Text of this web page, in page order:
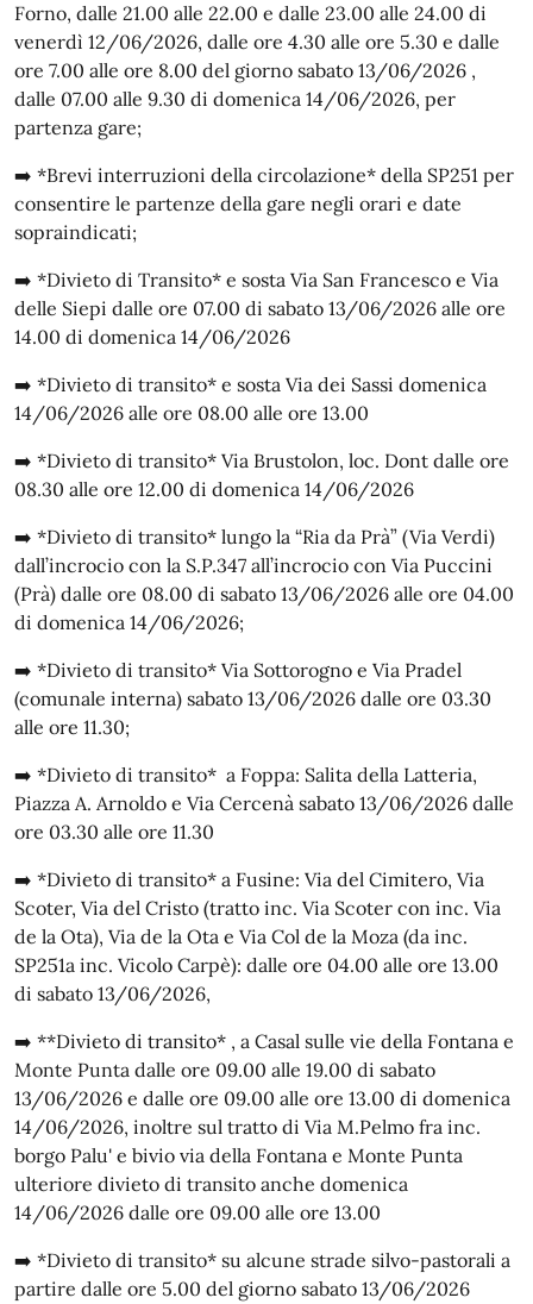
Forno, dalle 21.00 alle 22.00 e dalle 23.00 alle 24.00 di
venerdì 12/06/2026, dalle ore 4.30 alle ore 5.30 e dalle
ore 7.00 alle ore 8.00 del giorno sabato 13/06/2026 ,
dalle 07.00 alle 9.30 di domenica 14/06/2026, per
partenza gare;
➡️ *Brevi interruzioni della circolazione* della SP251 per
consentire le partenze della gare negli orari e date
sopraindicati;
➡️ *Divieto di Transito* e sosta Via San Francesco e Via
delle Siepi dalle ore 07.00 di sabato 13/06/2026 alle ore
14.00 di domenica 14/06/2026
➡️ *Divieto di transito* e sosta Via dei Sassi domenica
14/06/2026 alle ore 08.00 alle ore 13.00
➡️ *Divieto di transito* Via Brustolon, loc. Dont dalle ore
08.30 alle ore 12.00 di domenica 14/06/2026
➡️ *Divieto di transito* lungo la “Ria da Prà” (Via Verdi)
dall’incrocio con la S.P.347 all’incrocio con Via Puccini
(Prà) dalle ore 08.00 di sabato 13/06/2026 alle ore 04.00
di domenica 14/06/2026;
➡️ *Divieto di transito* Via Sottorogno e Via Pradel
(comunale interna) sabato 13/06/2026 dalle ore 03.30
alle ore 11.30;
➡️ *Divieto di transito* a Foppa: Salita della Latteria,
Piazza A. Arnoldo e Via Cercenà sabato 13/06/2026 dalle
ore 03.30 alle ore 11.30
➡️ *Divieto di transito* a Fusine: Via del Cimitero, Via
Scoter, Via del Cristo (tratto inc. Via Scoter con inc. Via
de la Ota), Via de la Ota e Via Col de la Moza (da inc.
SP251a inc. Vicolo Carpè): dalle ore 04.00 alle ore 13.00
di sabato 13/06/2026,
➡️ **Divieto di transito* , a Casal sulle vie della Fontana e
Monte Punta dalle ore 09.00 alle 19.00 di sabato
13/06/2026 e dalle ore 09.00 alle ore 13.00 di domenica
14/06/2026, inoltre sul tratto di Via M.Pelmo fra inc.
borgo Palu' e bivio via della Fontana e Monte Punta
ulteriore divieto di transito anche domenica
14/06/2026 dalle ore 09.00 alle ore 13.00
➡️ *Divieto di transito* su alcune strade silvo-pastorali a
partire dalle ore 5.00 del giorno sabato 13/06/2026